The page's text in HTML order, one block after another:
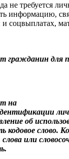
не требуется
информацию,
соцвыплатах,
гражданин для
на
об
кодовое слово.
или